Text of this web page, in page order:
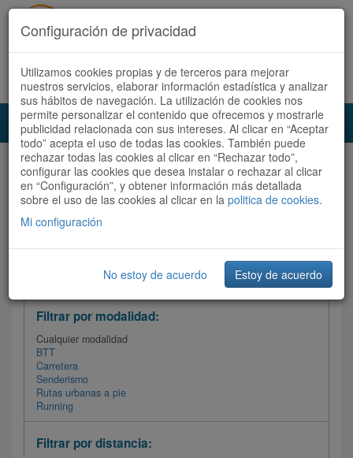
Acceder Registrate ahora Español | Català
Audioruta Todas las rutas
Todas las rutas
Ordenar por: Más recientes /
Filtrar las rutas
Filtrar por modalidad:
Cualquier modalidad
BTT
Carretera
Senderismo
Rutas urbanas a pie
Running
Filtrar por distancia:
Configuración de privacidad
Utilizamos cookies propias y de terceros para mejorar
nuestros servicios, elaborar información estadística y analizar
sus hábitos de navegación. La utilización de cookies nos
permite personalizar el contenido que ofrecemos y mostrarle
publicidad relacionada con sus intereses. Al clicar en “Aceptar
todo” acepta el uso de todas las cookies. También puede
rechazar todas las cookies al clicar en “Rechazar todo”,
configurar las cookies que desea instalar o rechazar al clicar
en “Configuración”, y obtener información más detallada
sobre el uso de las cookies al clicar en la politica de cookies.
Mi configuración
No estoy de acuerdo Estoy de acuerdo